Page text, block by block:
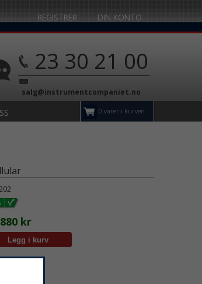
REGISTRER DIN KONTO
23 30 21 00
salg@instrumentcompaniet.no
0 varer i kurven
kr